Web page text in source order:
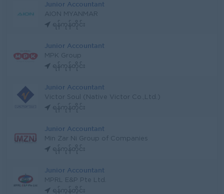
Junior Accountant
AION MYANMAR
ရန်ကုန်တိုင်း
Junior Accountant
MPK Group
ရန်ကုန်တိုင်း
Junior Accountant
Victor Soul (Native Victor Co.,Ltd.)
ရန်ကုန်တိုင်း
Junior Accountant
Min Zar Ni Group of Companies
ရန်ကုန်တိုင်း
Junior Accountant
MPRL E&P Pte Ltd.
ရန်ကုန်တိုင်း